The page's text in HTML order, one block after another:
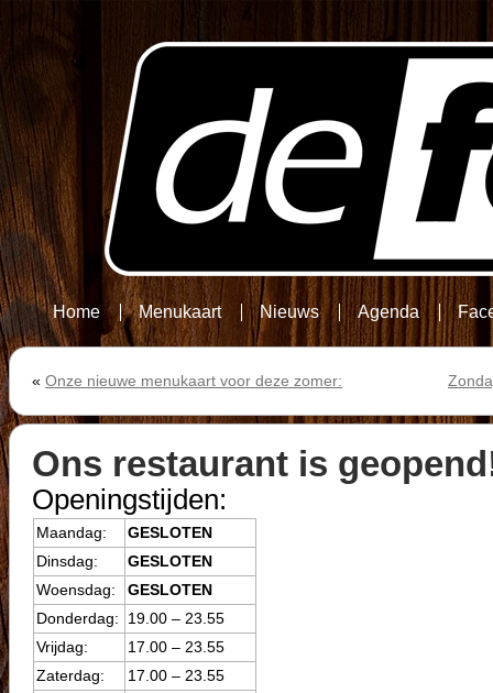
Home Menukaart Nieuws Agenda
« Onze nieuwe menukaart voor deze zomer:
Ons restaurant is
Openingstijden:
Maandag:
GESLOTEN
Dinsdag:
GESLOTEN
Woensdag:
GESLOTEN
Donderdag:
19.00 – 23.55
Vrijdag:
17.00 – 23.55
Zaterdag:
17.00 – 23.55